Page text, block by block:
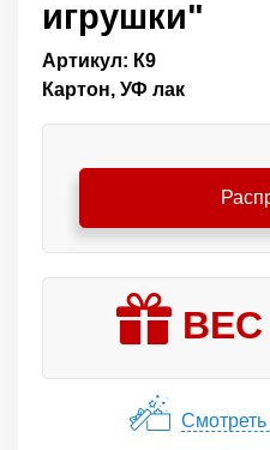
игрушки"
Артикул: К9
Картон, УФ лак
Смотреть